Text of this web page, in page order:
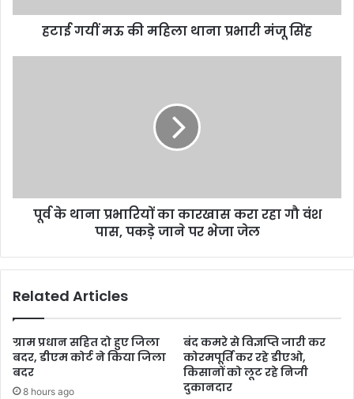
हटाई गयीं मऊ की महिला थाना प्रभारी मंजू सिंह
पूर्व के थाना प्रभारियों का कारखास करा रहा गौ वंश
पास, पकड़े जाने पर भेजा जेल
Related Articles
ग्राम प्रधान सहित दो हुए जिला
बदर, डीएम कोर्ट ने किया जिला
बदर
8 hours ago
बंद कमरे से विज्ञप्ति जारी कर
कोरमपूर्ति कर रहे डीएओ,
किसानों को लूट रहे निजी
दुकानदार